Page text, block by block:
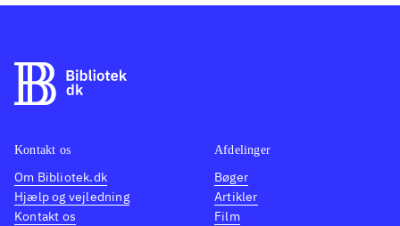
Kontakt os
Om Bibliotek.dk
Hjælp og vejledning
Kontakt os
Afdelinger
Bøger
Artikler
Film